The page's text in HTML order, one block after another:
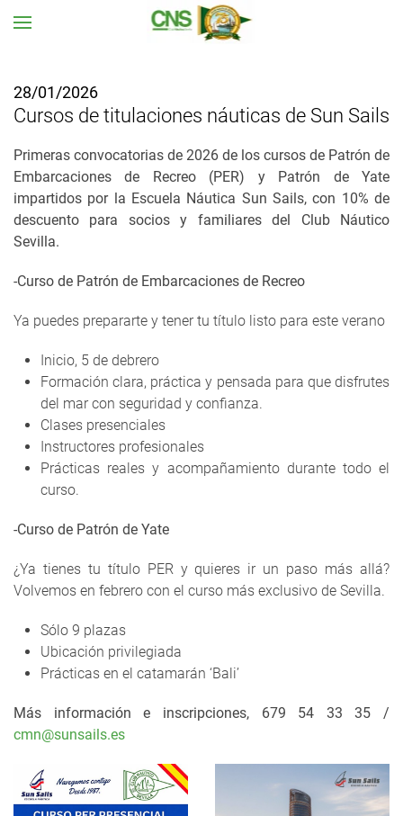
28/01/2026
Cursos de titulaciones náuticas de Sun Sails
Primeras convocatorias de 2026 de los cursos de Patrón de
Embarcaciones de Recreo (PER) y Patrón de Yate
impartidos por la Escuela Náutica Sun Sails, con 10% de
descuento para socios y familiares del Club Náutico
Sevilla.
-Curso de Patrón de Embarcaciones de Recreo
Ya puedes prepararte y tener tu título listo para este verano
Inicio, 5 de debrero
Formación clara, práctica y pensada para que disfrutes
del mar con seguridad y confianza.
Clases presenciales
Instructores profesionales
Prácticas reales y acompañamiento durante todo el
curso.
-Curso de Patrón de Yate
¿Ya tienes tu título PER y quieres ir un paso más allá?
Volvemos en febrero con el curso más exclusivo de Sevilla.
Sólo 9 plazas
Ubicación privilegiada
Prácticas en el catamarán ‘Bali’
Más información e inscripciones, 679 54 33 35 /
cmn@sunsails.es